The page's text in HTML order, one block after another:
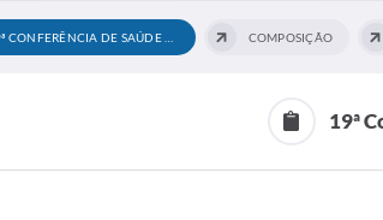
COMPOSIÇÃO
19ª